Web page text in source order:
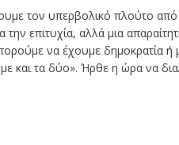
τον υπερβολικό πλούτο από
επιτυχία, αλλά μια
να έχουμε δημοκρατία
και τα δύο». Ήρθε η ώρα να